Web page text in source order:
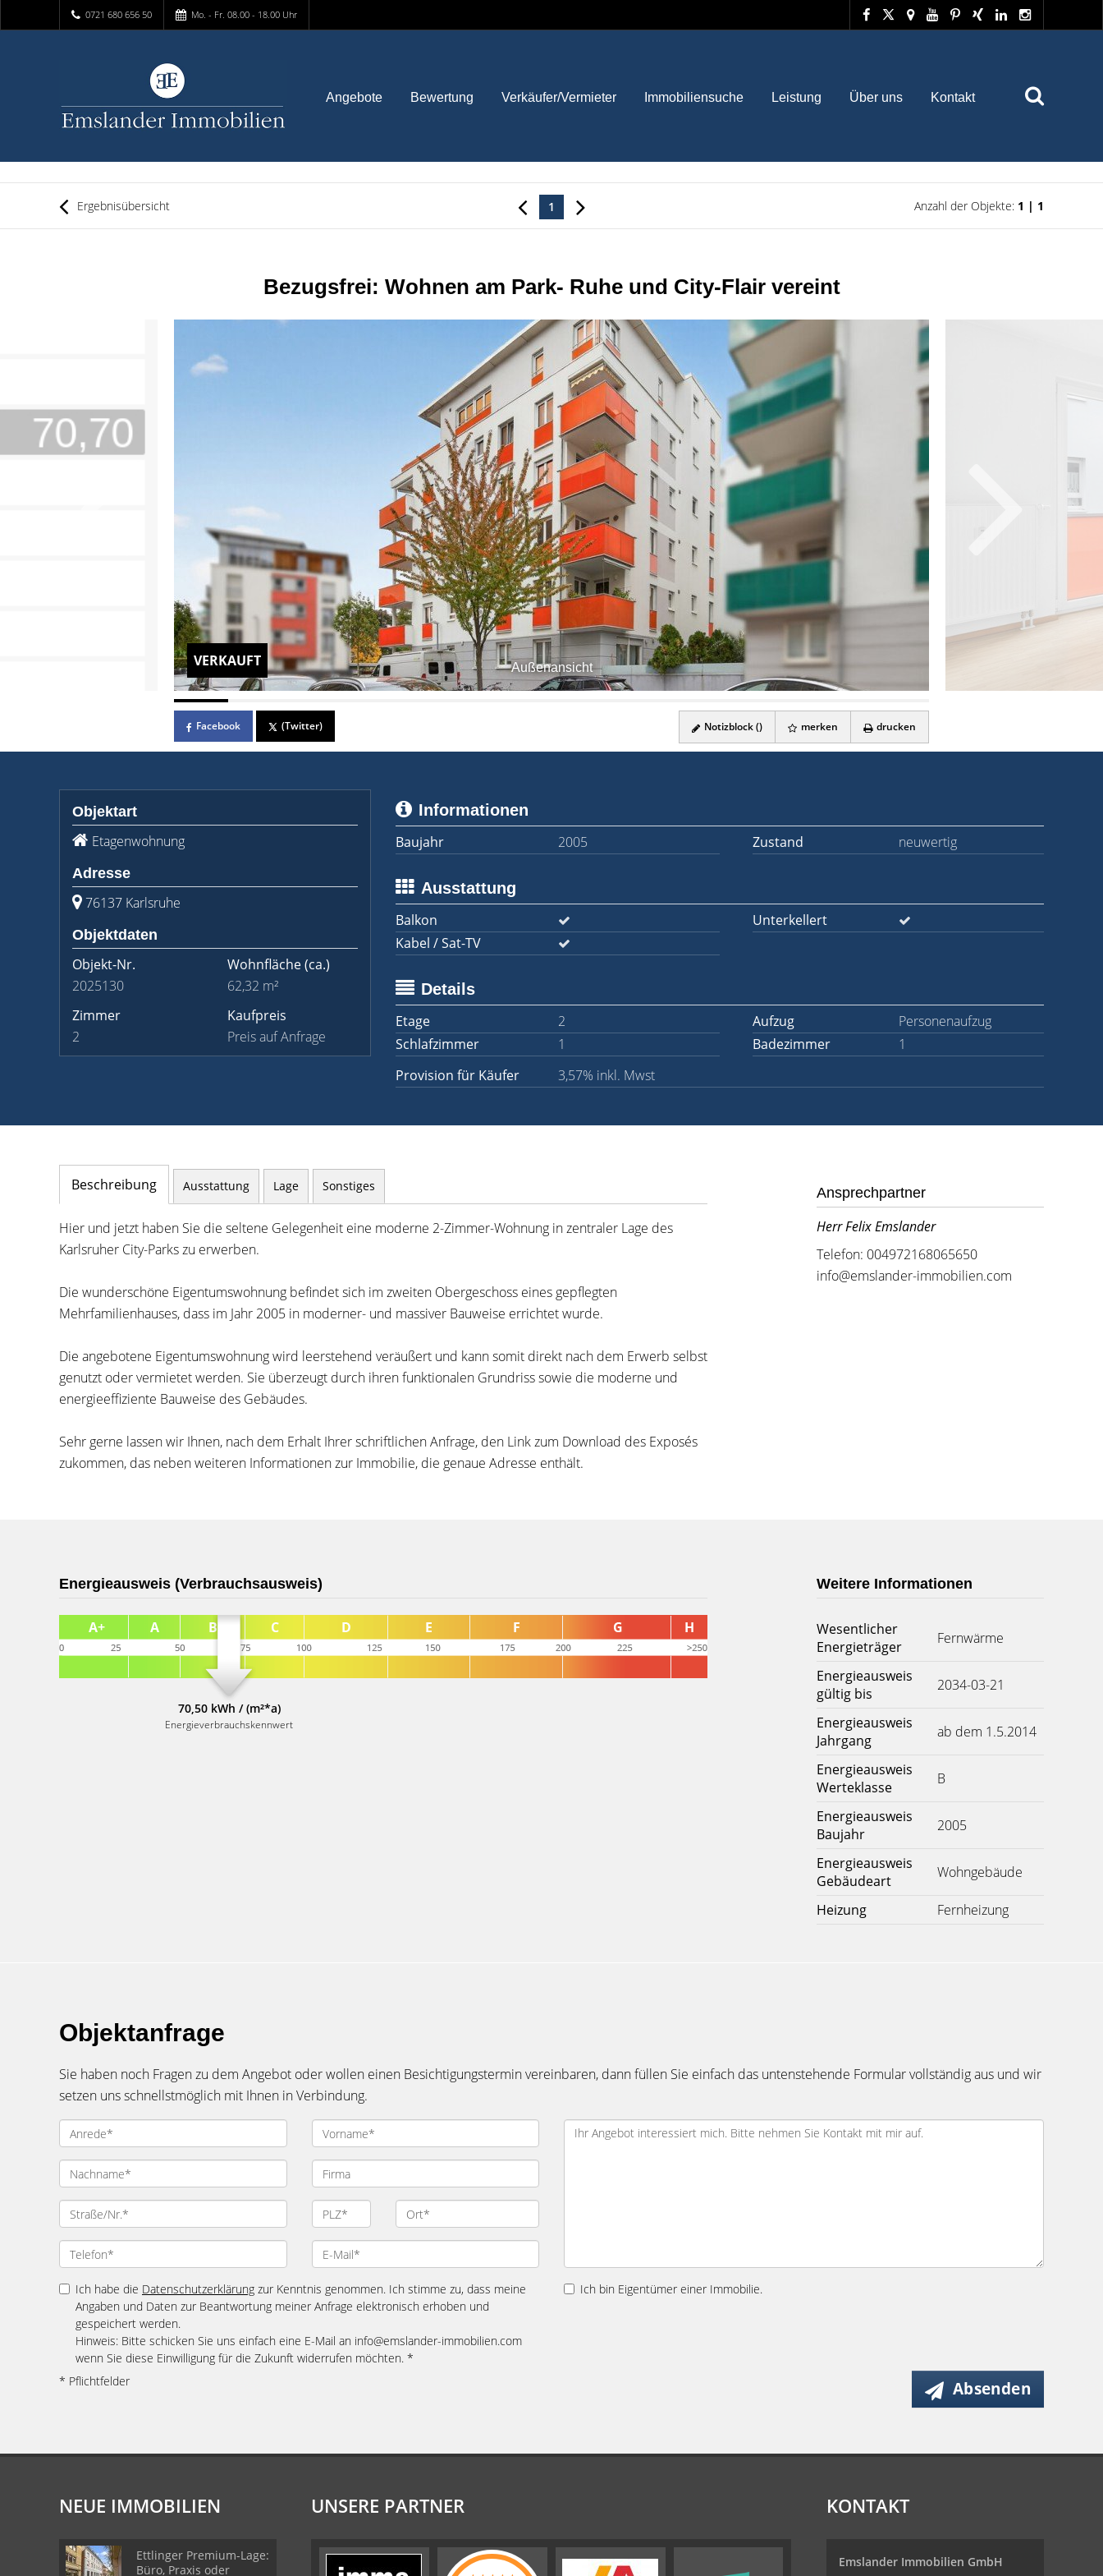
0721 680 656 50 Mo. - Fr. 08.00 - 18.00 Uhr
Angebote Bewertung Verkäufer/Vermieter Immobiliensuche Leistung Über uns Kontakt
Ergebnisübersicht 1 Anzahl der Objekte: 1 | 1
Bezugsfrei: Wohnen am Park- Ruhe und City-Flair vereint
Außenansicht
VERKAUFT
Facebook (Twitter) Notizblock () merken drucken
Objektart
Etagenwohnung
Adresse
76137 Karlsruhe
Objektdaten
Objekt-Nr.
2025130
Wohnfläche(ca.)
62,32 m²
Zimmer
2
Kaufpreis
Preis auf Anfrage
Informationen
Baujahr
2005 Zustand neuwertig
Ausstattung
Balkon
Unterkellert
Kabel / Sat-TV
Details
Etage
2 Aufzug
Personenaufzug
Schlafzimmer
1 Badezimmer
1
Provision für Käufer
3,57% inkl. Mwst
Beschreibung Ausstattung Lage Sonstiges
Hier und jetzt haben Sie die seltene Gelegenheit eine moderne 2-Zimmer-Wohnung in zentraler Lage des
Karlsruher City-Parks zu erwerben.
Die wunderschöne Eigentumswohnung befindet sich im zweiten Obergeschoss eines gepflegten
Mehrfamilienhauses, dass im Jahr 2005 in moderner- und massiver Bauweise errichtet wurde.
Die angebotene Eigentumswohnung wird leerstehend veräußert und kann somit direkt nach dem Erwerb selbst
genutzt oder vermietet werden. Sie überzeugt durch ihren funktionalen Grundriss sowie die moderne und
energieeffiziente Bauweise des Gebäudes.
Sehr gerne lassen wir Ihnen, nach dem Erhalt Ihrer schriftlichen Anfrage, den Link zum Download des Exposés
zukommen, das neben weiteren Informationen zur Immobilie, die genaue Adresse enthält.
Ansprechpartner
Herr Felix Emslander
Telefon: 004972168065650
info@emslander-immobilien.com
Energieausweis (Verbrauchsausweis)
70,50 kWh / (m²*a)
Energieverbrauchskennwert
Weitere Informationen
Wesentlicher
Energieträger
Fernwärme
Energieausweis
gültig bis
2034-03-21
Energieausweis
Jahrgang
ab dem 1.5.2014
Energieausweis
Werteklasse
B
Energieausweis
Baujahr
2005
Energieausweis
Gebäudeart
Wohngebäude
Heizung Fernheizung
Objektanfrage
Sie haben noch Fragen zu dem Angebot oder wollen einen Besichtigungstermin vereinbaren, dann füllen Sie einfach das untenstehende Formular vollständig aus und wir
setzen uns schnellstmöglich mit Ihnen in Verbindung.
Ich habe die Datenschutzerklärung zur Kenntnis genommen. Ich stimme zu, dass meine
Angaben und Daten zur Beantwortung meiner Anfrage elektronisch erhoben und
gespeichert werden.
Hinweis: Bitte schicken Sie uns einfach eine E-Mail an info@emslander-immobilien.com
wenn Sie diese Einwilligung für die Zukunft widerrufen möchten. *
Ich bin Eigentümer einer Immobilie.
* Pflichtfelder Absenden
NEUE IMMOBILIEN
Ettlinger Premium-Lage:
Büro, Praxis oder
UNSERE PARTNER KONTAKT
Emslander Immobilien GmbH